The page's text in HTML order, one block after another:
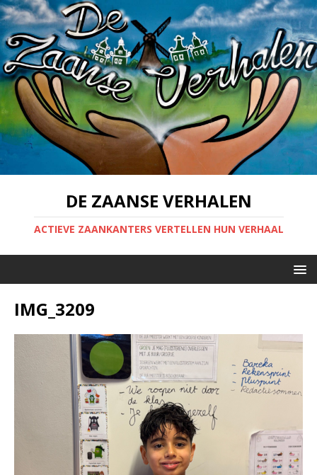
DE ZAANSE VERHALEN
ACTIEVE ZAANKANTERS VERTELLEN HUN VERHAAL
IMG_3209